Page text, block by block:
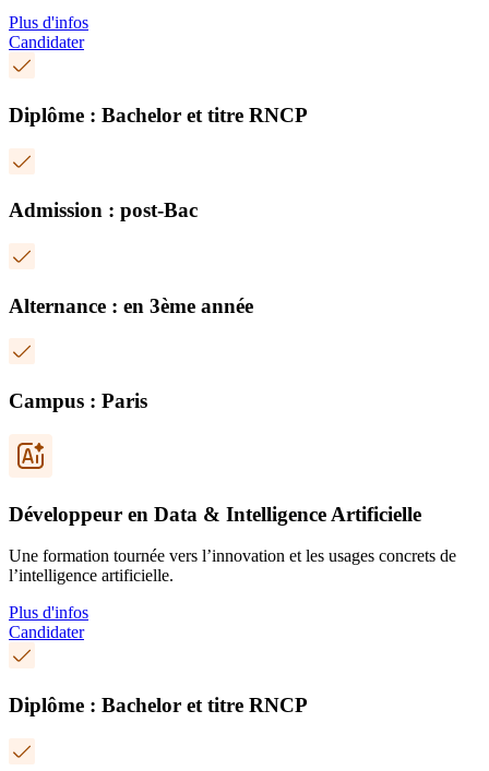
Plus d'infos
Candidater
Diplôme : Bachelor et titre RNCP
Admission : post-Bac
Alternance : en 3ème année
Campus : Paris
Développeur en Data & Intelligence Artificielle
Une formation tournée vers l’innovation et les usages concrets de
l’intelligence artificielle.
Plus d'infos
Candidater
Diplôme : Bachelor et titre RNCP